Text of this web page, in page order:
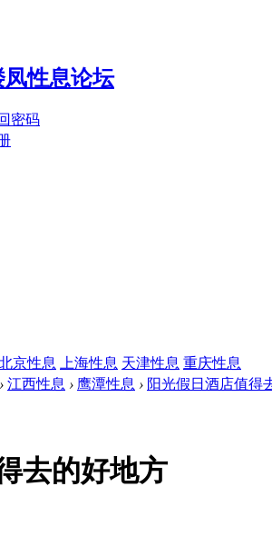
密码
京性息 上海性息 天津性息 重庆性息
› 江西性息 › 鹰潭性息 › 阳光假日酒店值得
去的好地方